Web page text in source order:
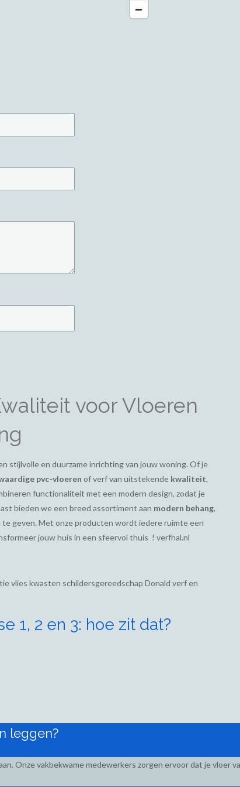
voor Vloeren
stijlvolle en duurzame inrichting van jouw woning. Of je
pvc-vloeren of verf van uitstekende kwaliteit,
functionaliteit met een modern design, zodat je
bieden we een breed assortiment aan modern behang,
geven. Met onze producten wordt iedere ruimte een
jouw huis in een sfeervol thuis ! verfhal.nl
vlies kwasten schildersgereedschap Donald verf en
1, 2 en 3: hoe zit dat?
leggen?
Onze vakbekwame medewerkers zorgen ervoor dat je